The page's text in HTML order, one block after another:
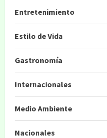
Entretenimiento
Estilo de Vida
Gastronomía
Internacionales
Medio Ambiente
Nacionales